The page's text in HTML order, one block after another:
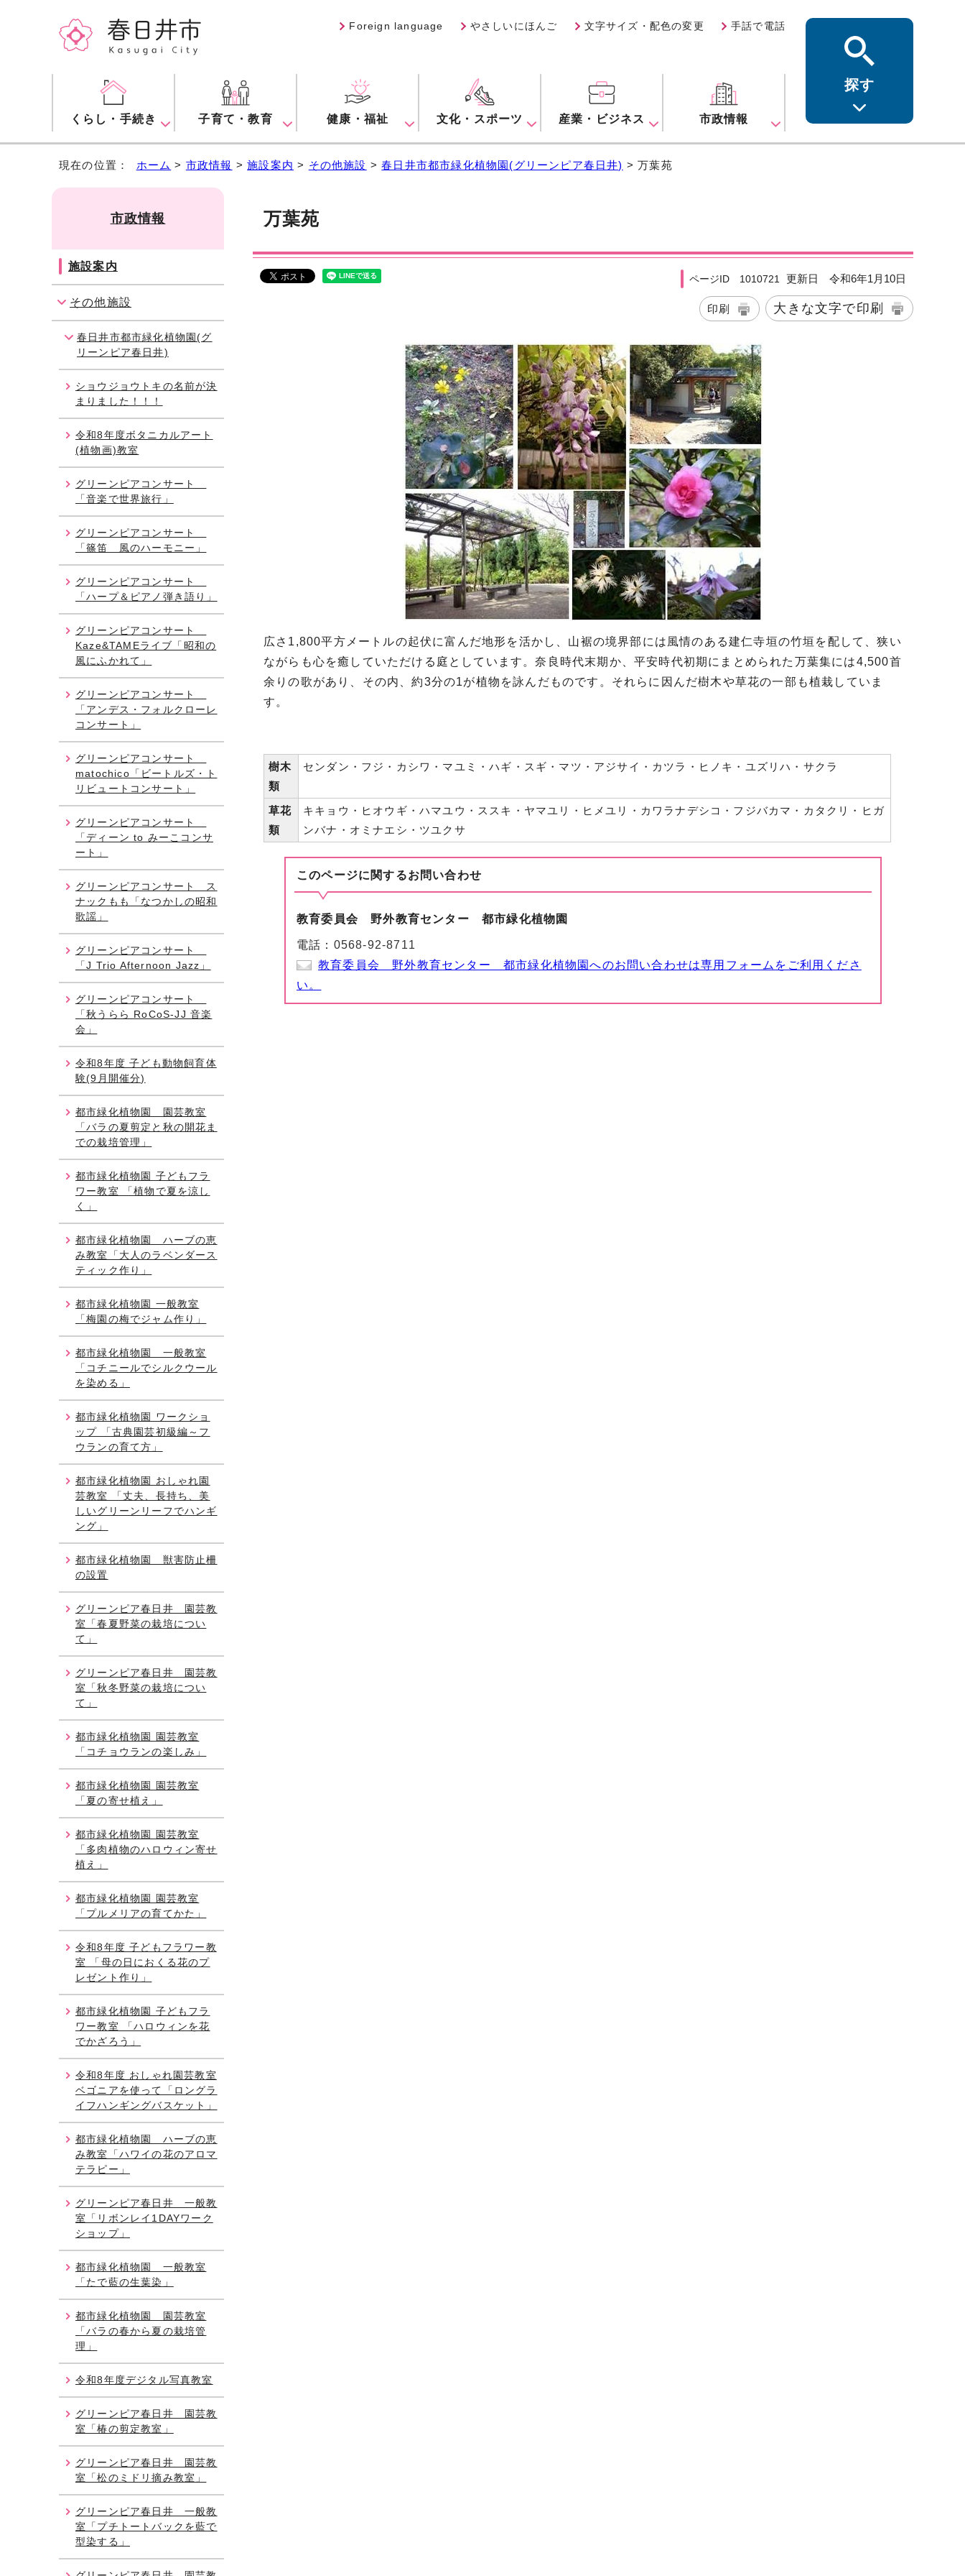
Foreign language やさしいにほんご 文字サイズ・配色の変更 手話で電話
くらし・手続き 子育て・教育 健康・福祉 文化・スポーツ 産業・ビジネス 市政情報
探す
現在の位置： ホーム > 市政情報 >施設案内 > その他施設 >春日井市都市緑化植物園(グリーンピア春日井) > 万葉苑
万葉苑
ページID 1010721 更新日 令和6年1月10日
印刷 大きな文字で印刷
広さ1,800平方メートルの起伏に富んだ地形を活かし、山裾の境界部には風情のある建仁寺垣の竹垣を配して、狭い
ながらも心を癒していただける庭としています。奈良時代末期か、平安時代初期にまとめられた万葉集には4,500首
余りの歌があり、その内、約3分の1が植物を詠んだものです。それらに因んだ樹木や草花の一部も植栽していま
す。
樹木
類
センダン・フジ・カシワ・マユミ・ハギ・スギ・マツ・アジサイ・カツラ・ヒノキ・ユズリハ・サクラ
草花
類
キキョウ・ヒオウギ・ハマユウ・ススキ・ヤマユリ・ヒメユリ・カワラナデシコ・フジバカマ・カタクリ・ヒガ
ンバナ・オミナエシ・ツユクサ
このページに関するお問い合わせ
教育委員会 野外教育センター 都市緑化植物園
電話： 0568-92-8711
教育委員会 野外教育センター 都市緑化植物園へのお問い合わせは専用フォームをご利用くださ
い。
市政情報
施設案内
その他施設
春日井市都市緑化植物園(グ
リーンピア春日井)
ショウジョウトキの名前が決
まりました！！！
令和8年度ボタニカルアート
(植物画)教室
グリーンピアコンサート
「音楽で世界旅行」
グリーンピアコンサート
「篠笛 風のハーモニー」
グリーンピアコンサート
「ハープ＆ピアノ弾き語り」
グリーンピアコンサート
Kaze&TAMEライブ「昭和の
風にふかれて」
グリーンピアコンサート
「アンデス・フォルクローレ
コンサート」
グリーンピアコンサート
matochico「ビートルズ・ト
リビュートコンサート」
グリーンピアコンサート
「ディーン to みーこコンサ
ート」
グリーンピアコンサート ス
ナックもも「なつかしの昭和
歌謡」
グリーンピアコンサート
「J Trio Afternoon Jazz」
グリーンピアコンサート
「秋うらら RoCoS-JJ 音楽
会」
令和8年度 子ども動物飼育体
験(9月開催分)
都市緑化植物園 園芸教室
「バラの夏剪定と秋の開花ま
での栽培管理」
都市緑化植物園 子どもフラ
ワー教室 「植物で夏を涼し
く」
都市緑化植物園 ハーブの恵
み教室「大人のラベンダース
ティック作り」
都市緑化植物園 一般教室
「梅園の梅でジャム作り」
都市緑化植物園 一般教室
「コチニールでシルクウール
を染める」
都市緑化植物園 ワークショ
ップ 「古典園芸初級編～フ
ウランの育て方」
都市緑化植物園 おしゃれ園
芸教室 「丈夫、長持ち、美
しいグリーンリーフでハンギ
ング」
都市緑化植物園 獣害防止柵
の設置
グリーンピア春日井 園芸教
室「春夏野菜の栽培につい
て」
グリーンピア春日井 園芸教
室「秋冬野菜の栽培につい
て」
都市緑化植物園 園芸教室
「コチョウランの楽しみ」
都市緑化植物園 園芸教室
「夏の寄せ植え」
都市緑化植物園 園芸教室
「多肉植物のハロウィン寄せ
植え」
都市緑化植物園 園芸教室
「プルメリアの育てかた」
令和8年度 子どもフラワー教
室 「母の日におくる花のプ
レゼント作り」
都市緑化植物園 子どもフラ
ワー教室 「ハロウィンを花
でかざろう」
令和8年度 おしゃれ園芸教室
ベゴニアを使って「ロングラ
イフハンギングバスケット」
都市緑化植物園 ハーブの恵
み教室「ハワイの花のアロマ
テラピー」
グリーンピア春日井 一般教
室「リボンレイ1DAYワーク
ショップ」
都市緑化植物園 一般教室
「たで藍の生葉染」
都市緑化植物園 園芸教室
「バラの春から夏の栽培管
理」
令和8年度デジタル写真教室
グリーンピア春日井 園芸教
室「椿の剪定教室」
グリーンピア春日井 園芸教
室「松のミドリ摘み教室」
グリーンピア春日井 一般教
室「プチトートバックを藍で
型染する」